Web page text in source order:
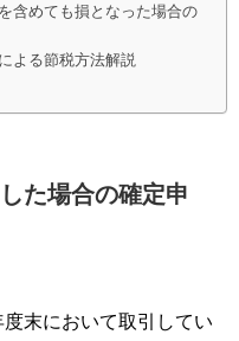
含めても損となった場合の
よる節税方法解説
た場合の確定申
末において取引してい